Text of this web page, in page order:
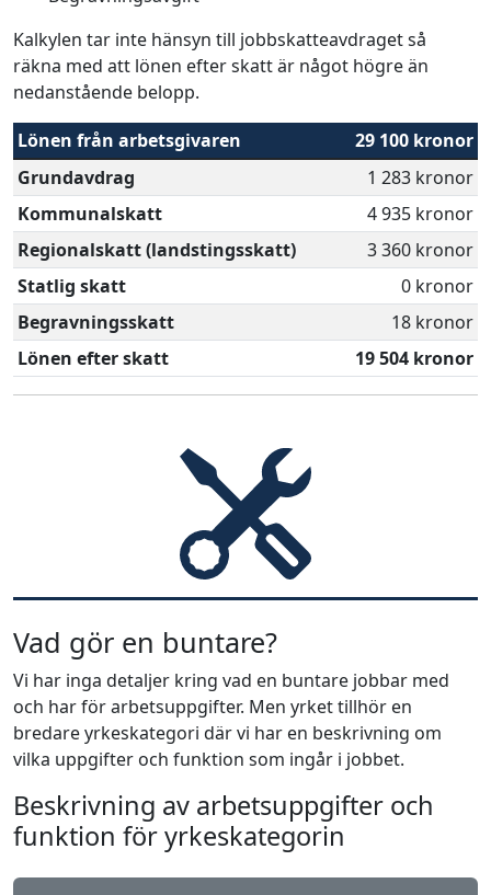
Kalkylen tar inte hänsyn till jobbskatteavdraget så
räkna med att lönen efter skatt är något högre än
nedanstående belopp.
Lönen från arbetsgivaren
29 100 kronor
Grundavdrag
1 283 kronor
Kommunalskatt
4 935 kronor
Regionalskatt (landstingsskatt)
3 360 kronor
Statlig skatt
0 kronor
Begravningsskatt
18 kronor
Lönen efter skatt
19 504 kronor
Vad gör en buntare?
Vi har inga detaljer kring vad en buntare jobbar med
och har för arbetsuppgifter. Men yrket tillhör en
bredare yrkeskategori där vi har en beskrivning om
vilka uppgifter och funktion som ingår i jobbet.
Beskrivning av arbetsuppgifter och
funktion för yrkeskategorin